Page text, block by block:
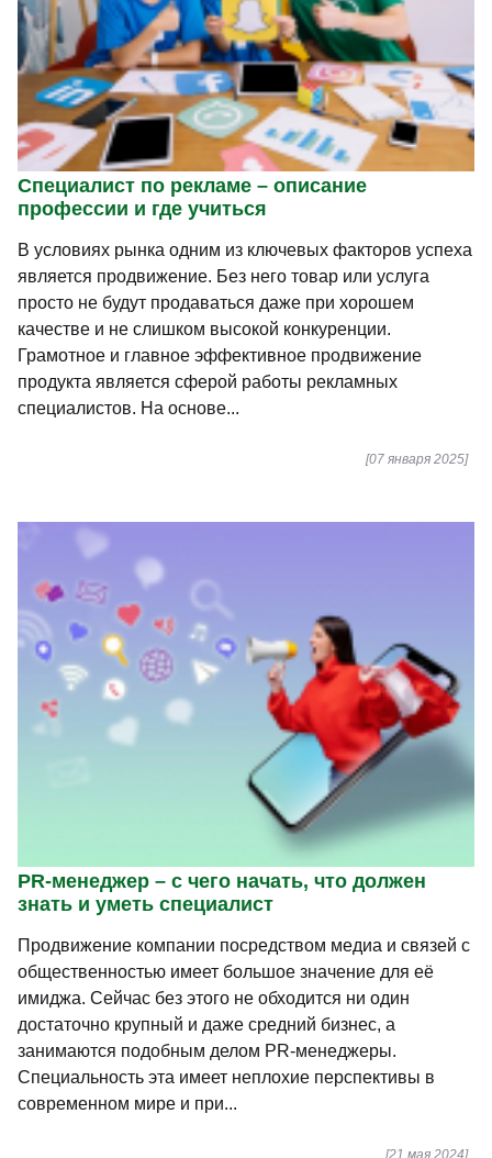
Специалист по рекламе – описание
профессии и где учиться
В условиях рынка одним из ключевых факторов успеха
является продвижение. Без него товар или услуга
просто не будут продаваться даже при хорошем
качестве и не слишком высокой конкуренции.
Грамотное и главное эффективное продвижение
продукта является сферой работы рекламных
специалистов. На основе...
[07 января 2025]
PR-менеджер – с чего начать, что должен
знать и уметь специалист
Продвижение компании посредством медиа и связей с
общественностью имеет большое значение для её
имиджа. Сейчас без этого не обходится ни один
достаточно крупный и даже средний бизнес, а
занимаются подобным делом PR-менеджеры.
Специальность эта имеет неплохие перспективы в
современном мире и при...
[21 мая 2024]